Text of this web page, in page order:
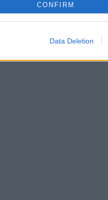
CONFIRM
Data Deletion